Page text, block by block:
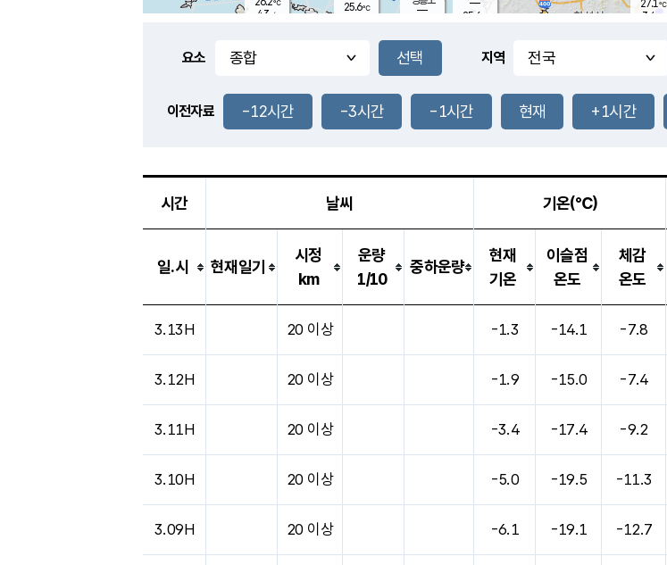
풍도
3.3m/s
0.5
25.6℃
25.4
℃
25.6
-
-mm
℃
4.3 m/s
27.1℃
3.4 m/s
요소 지역
이전자료 -12시간 -3시간 -1시간 현재 +1시간
시간 날씨 기온(℃)
일.시 현재일기
시정
km
운량
1/10
중하운량
현재
기온
이슬점
온도
체감
온도
3.13H 20 이상 -1.3 -14.1 -7.8
3.12H 20 이상 -1.9 -15.0 -7.4
3.11H 20 이상 -3.4 -17.4 -9.2
3.10H 20 이상 -5.0 -19.5 -11.3
3.09H 20 이상 -6.1 -19.1 -12.7